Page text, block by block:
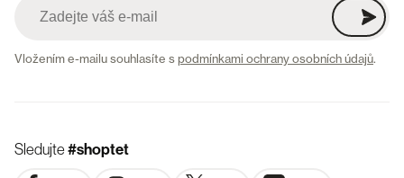
Vložením e-mailu souhlasíte spodmínkami ochrany osobních údajů.
Sledujte#shoptet